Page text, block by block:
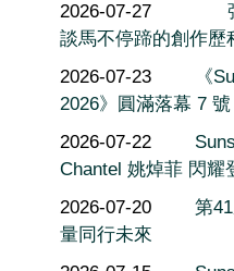
2026-07-27
談馬不停蹄的創作歷
2026-07-23
《
2026》圓滿落幕 7
2026-07-22
Chantel 姚焯菲 閃耀
2026-07-20
第
量同行未來